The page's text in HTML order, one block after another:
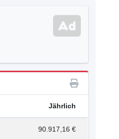
Jährlich
90.917,16 €